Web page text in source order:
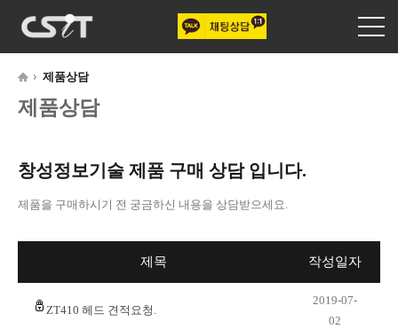
제품상담
제품상담
창성정보기술 제품 구매 상담 입니다.
제품을 구매하시기 전 궁금하신 내용을 상담받으세요.
제목 작성일자
ZT410 헤드 견적요청.
2019-07-
02